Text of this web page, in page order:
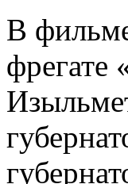
В
фрегате